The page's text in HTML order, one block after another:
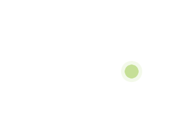
pro Einheit/Nacht